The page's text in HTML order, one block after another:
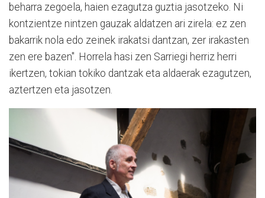
beharra zegoela, haien ezagutza guztia jasotzeko. Ni
kontzientze nintzen gauzak aldatzen ari zirela: ez zen
bakarrik nola edo zeinek irakatsi dantzan, zer irakasten
zen ere bazen". Horrela hasi zen Sarriegi herriz herri
ikertzen, tokian tokiko dantzak eta aldaerak ezagutzen,
aztertzen eta jasotzen.